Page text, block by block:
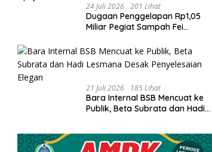
24 Juli 2026 201 Lihat
Dugaan Penggelapan Rp1,05
Miliar Pegiat Sampah Fei
Hukum, Upaya Damai, dan
Sorotan Publik
21 Juli 2026 185 Lihat
Bara Internal BSB Mencuat ke
Publik, Beta Subrata dan Hadi